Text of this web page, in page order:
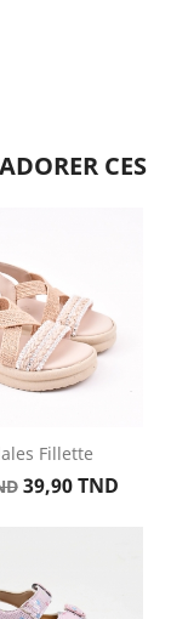
CES
Fillette
Prix
39,90 TND